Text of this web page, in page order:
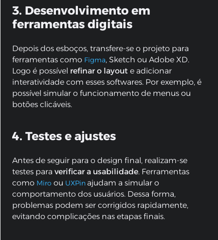
3. Desenvolvimento em
ferramentas digitais
Depois dos esboços, transfere-se o projeto para
ferramentas como Figma, Sketch ou Adobe XD.
Logo é possível refinar o layout e adicionar
interatividade com esses softwares. Por exemplo, é
possível simular o funcionamento de menus ou
botões clicáveis.
4. Testes e ajustes
Antes de seguir para o design final, realizam-se
testes para verificar a usabilidade. Ferramentas
como Miro ou UXPin ajudam a simular o
comportamento dos usuários. Dessa forma,
problemas podem ser corrigidos rapidamente,
evitando complicações nas etapas finais.